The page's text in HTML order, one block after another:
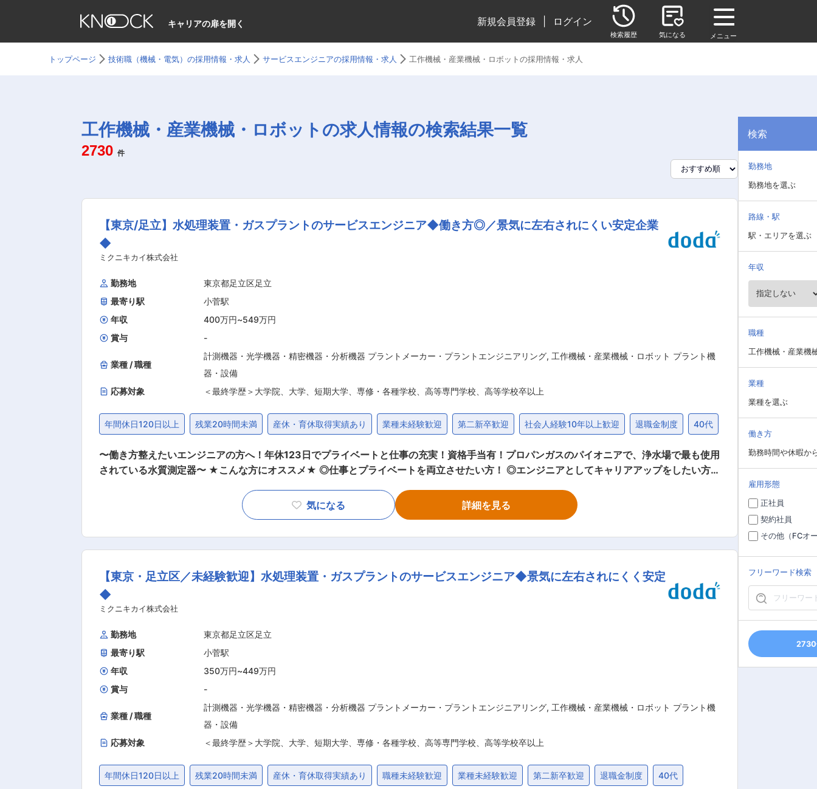
キャリアの扉を開く 新規会員登録 ログイン
検索履歴 気になる メニュー
トップページ 技術職（機械・電気）の採用情報・求人 サービスエンジニアの採用情報・求人 工作機械・産業機械・ロボットの採用情報・求人
工作機械・産業機械・ロボットの求人情報の検索結果一覧
2730 件
【東京/足立】水処理装置・ガスプラントのサービスエンジニア◆働き方◎／景気に左右されにくい安定企業
◆
ミクニキカイ株式会社
勤務地
東京都足立区足立
最寄り駅
小菅駅
年収
400万円~549万円
賞与
-
業種 / 職種
計測機器・光学機器・精密機器・分析機器 プラントメーカー・プラントエンジニアリング, 工作機械・産業機械・ロボット プラント機
器・設備
応募対象
＜最終学歴＞大学院、大学、短期大学、専修・各種学校、高等専門学校、高等学校卒以上
年間休日120日以上 残業20時間未満 産休・育休取得実績あり 業種未経験歓迎 第二新卒歓迎 社会人経験10年以上歓迎 退職金制度 40代
〜働き方整えたいエンジニアの方へ！年休123日でプライベートと仕事の充実！資格手当有！プロパンガスのパイオニアで、浄水場で最も使用
されている水質測定器〜 ★こんな方にオススメ★ ◎仕事とプライベートを両立させたい方！ ◎エンジニアとしてキャリアアップをしたい方！
いです。（出張の際は規定により日当と宿泊費の支給有） ◎休日出勤：出勤した場合は代休取得 ◎緊急対応：なし ■業務概要 LPガス（液化石
油ガス）及び、特殊ガス用気化装置「ペーパーライザー」をはじめとした高圧ガス関連機器及び食品・医療・化学・精密機械など、幅広い分
／部品発注／顧客のもとへ訪問しメンテナンス。基本的には依頼を受けたメンテナンス対応ですが、将来的には取引拡大に向けた提案にも取
り組んでいただく予定です。 ■入社後の流れ 入社後はOJTで先輩社員に同行して頂きながら仕事を覚えて頂きます。 独り立ちするために3年
ほどはかかる見込みですので、着実に業務を覚えていただけます。 また、仕事に必要な国家資格は会社負担で取得いただけます。 ■当社の強
計、開発、製造、販売、点検、メンテナンスまで、製品づくりに関わる全ての工程を社内で行う『一貫生産体制』を導入し、お客様から長く
気になる 詳細を見る
【東京・足立区／未経験歓迎】水処理装置・ガスプラントのサービスエンジニア◆景気に左右されにくく安定
◆
ミクニキカイ株式会社
勤務地
東京都足立区足立
最寄り駅
小菅駅
年収
350万円~449万円
賞与
-
業種 / 職種
計測機器・光学機器・精密機器・分析機器 プラントメーカー・プラントエンジニアリング, 工作機械・産業機械・ロボット プラント機
器・設備
応募対象
＜最終学歴＞大学院、大学、短期大学、専修・各種学校、高等専門学校、高等学校卒以上
年間休日120日以上 残業20時間未満 産休・育休取得実績あり 職種未経験歓迎 業種未経験歓迎 第二新卒歓迎 退職金制度 40代
検索
勤務地
勤務地を選ぶ
路線・駅
駅・エリアを選ぶ
年収
職種
工作機械・産業機
業種
業種を選ぶ
働き方
勤務時間や休暇か
雇用形態
正社員
契約社員
その他（FCオ
フリーワード検索
2730